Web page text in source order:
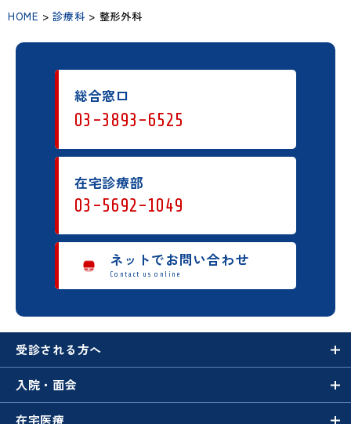
HOME >診療科 > 整形外科
総合窓口
03-3893-6525
在宅診療部
03-5692-1049
ネットでお問い合わせ
Contact us online
受診される方へ
入院・面会
在宅医療